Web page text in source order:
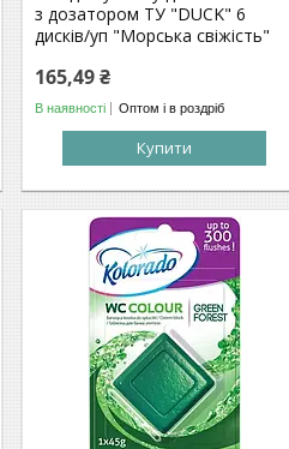
з дозатором ТУ "DUCK" 6
дисків/уп "Морська свіжість"
165,49 ₴
В наявності Оптом і в роздріб
Купити